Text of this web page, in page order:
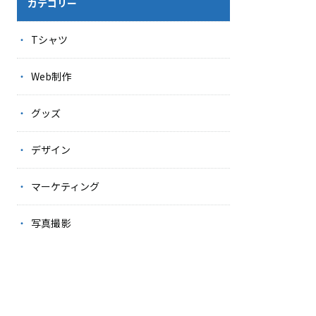
カテゴリー
Tシャツ
Web制作
グッズ
デザイン
マーケティング
写真撮影